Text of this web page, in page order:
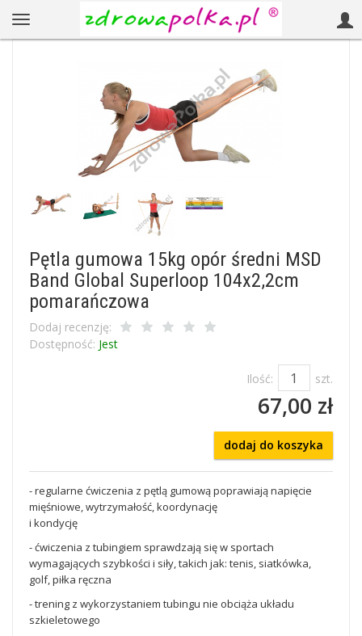
Pętla gumowa 15kg opór średni MSD
Band Global Superloop 104x2,2cm
pomarańczowa
Dodaj recenzję:
Dostępność: Jest
Ilość: szt.
67,00 zł
dodaj do koszyka
- regularne ćwiczenia z pętlą gumową poprawiają napięcie
mięśniowe, wytrzymałość, koordynację
i kondycję
- ćwiczenia z tubingiem sprawdzają się w sportach
wymagających szybkości i siły, takich jak: tenis, siatkówka,
golf, piłka ręczna
- trening z wykorzystaniem tubingu nie obciąża układu
szkieletowego